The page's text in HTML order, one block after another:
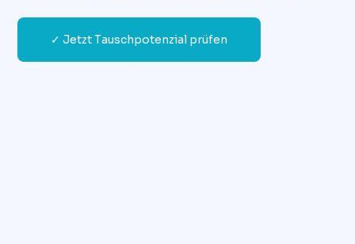
✓ Jetzt Tauschpotenzial prüfen